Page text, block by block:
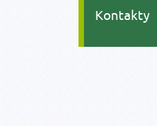
Kontakty